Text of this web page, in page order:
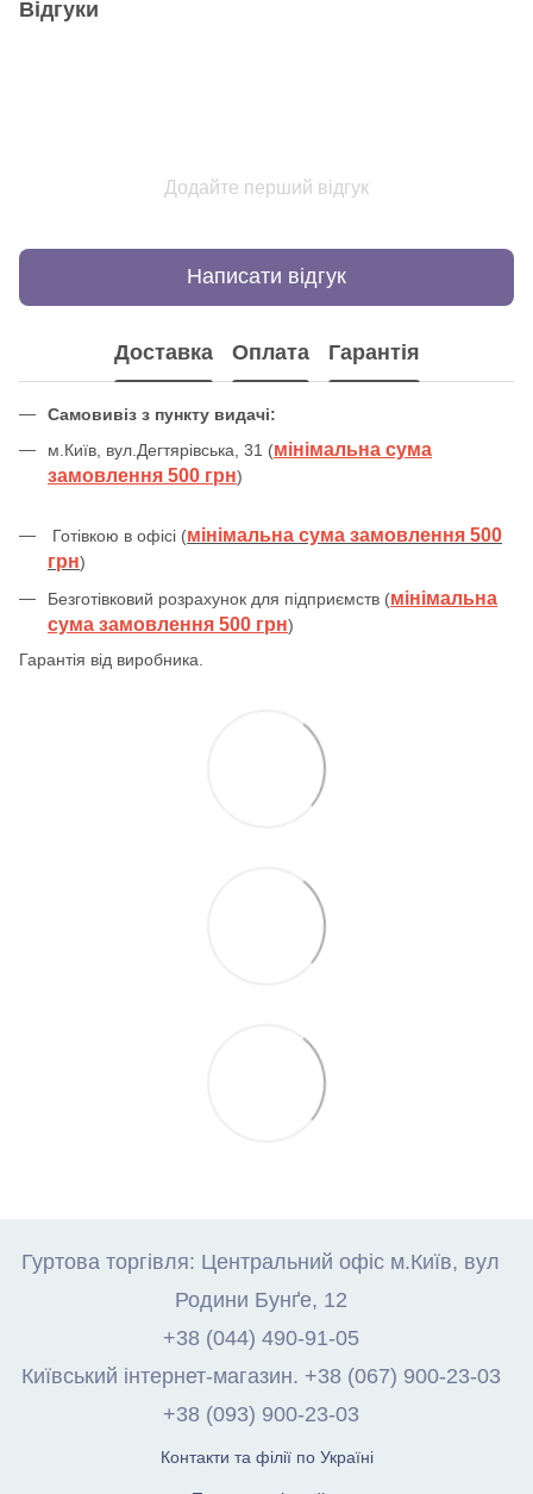
Відгуки
Додайте перший відгук
Написати відгук
Доставка Оплата Гарантія
Самовивіз з пункту видачі:
м.Київ, вул.Дегтярівська, 31 (мінімальна сума
замовлення 500 грн)
Готівкою в офісі (мінімальна сума замовлення 500
грн)
Безготівковий розрахунок для підприємств (мінімальна
сума замовлення 500 грн)
Гарантія від виробника.
Гуртова торгівля: Центральний офіс м.Київ, вул
Родини Бунґе, 12
+38 (044) 490-91-05
Київський інтернет-магазин. +38 (067) 900-23-03
+38 (093) 900-23-03
Контакти та філії по Україні